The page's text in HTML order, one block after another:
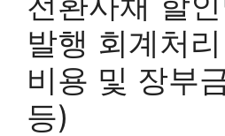
발행 회계처
비용 및 장부
등)